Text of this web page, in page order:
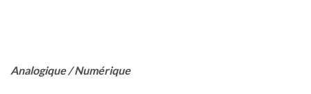
Analogique / Numérique